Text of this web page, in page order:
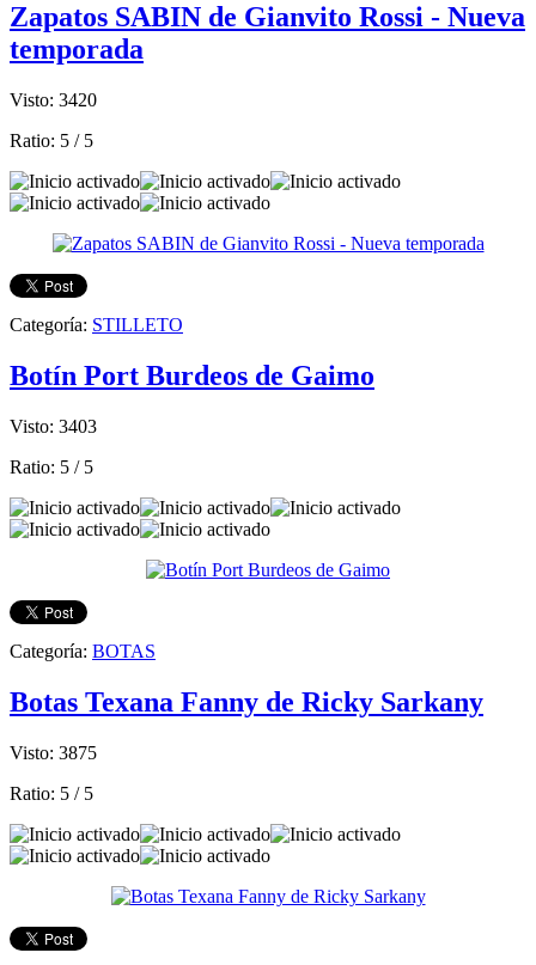
Zapatos SABIN de Gianvito Rossi - Nueva
temporada
Visto: 3420
Ratio: 5 / 5
Categoría: STILLETO
Botín Port Burdeos de Gaimo
Visto: 3403
Ratio: 5 / 5
Categoría: BOTAS
Botas Texana Fanny de Ricky Sarkany
Visto: 3875
Ratio: 5 / 5